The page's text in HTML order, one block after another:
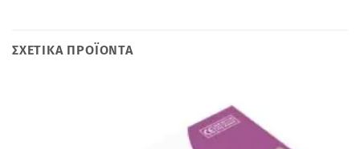
ΣΧΕΤΙΚΆ ΠΡΟΪΌΝΤΑ